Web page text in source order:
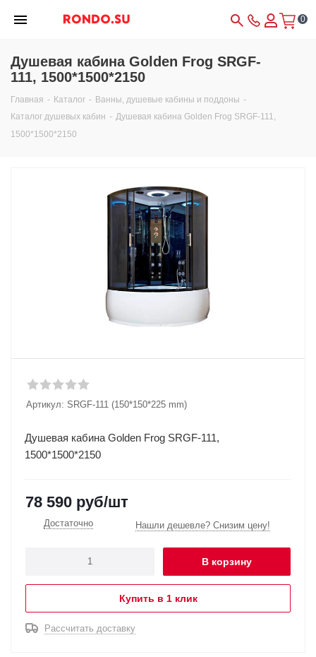
0
Душевая кабина Golden Frog SRGF-
111, 1500*1500*2150
Главная - Каталог - Ванны, душевые кабины и поддоны -
Каталог душевых кабин - Душевая кабина Golden Frog SRGF-111,
1500*1500*2150
Артикул: SRGF-111 (150*150*225 mm)
Душевая кабина Golden Frog SRGF-111,
1500*1500*2150
78 590 руб/шт
Достаточно Нашли дешевле? Снизим цену!
В корзину
Купить в 1 клик
Рассчитать доставку